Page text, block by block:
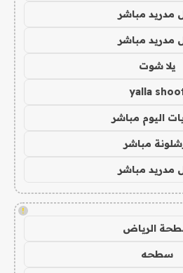
مدريد مباشر
مدريد مباشر
يلا شوت
yalla
اليوم مباشر
مباشر
مدريد مباشر
!
الرياض
سطحه